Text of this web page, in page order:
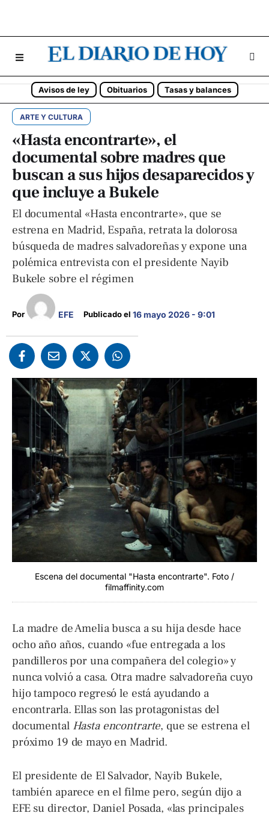
Avisos de ley Obituarios Tasas y balances
ARTE Y CULTURA
«Hasta encontrarte», el
documental sobre madres que
buscan a sus hijos desaparecidos y
que incluye a Bukele
El documental «Hasta encontrarte», que se
estrena en Madrid, España, retrata la dolorosa
búsqueda de madres salvadoreñas y expone una
polémica entrevista con el presidente Nayib
Bukele sobre el régimen
Por EFE Publicado el 16 mayo 2026 - 9:01
Escena del documental "Hasta encontrarte". Foto /
filmaffinity.com
La madre de Amelia busca a su hija desde hace
ocho año años, cuando «fue entregada a los
pandilleros por una compañera del colegio» y
nunca volvió a casa. Otra madre salvadoreña cuyo
hijo tampoco regresó le está ayudando a
encontrarla. Ellas son las protagonistas del
documental Hasta encontrarte, que se estrena el
próximo 19 de mayo en Madrid.
El presidente de El Salvador, Nayib Bukele,
también aparece en el filme pero, según dijo a
EFE su director, Daniel Posada, «las principales